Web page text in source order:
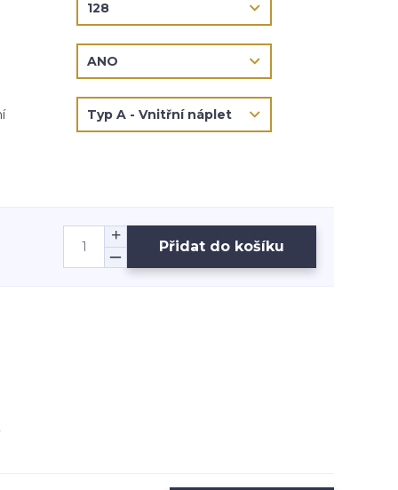
Přidat do košíku